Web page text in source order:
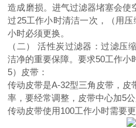
造成磨损。进气过滤器堵塞会使
过25工作小时清洁一次，（用
小时必须更换。
（二） 活性炭过滤器：过滤压
洁净的重要保障。要求50工作小
5）皮带：
传动皮带是A-32型三角皮带，
率，要经常调整，皮带中心加5
传动皮带使用100工作小时需要更